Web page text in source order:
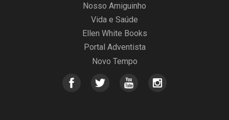
Nosso Amiguinho
Vida e Saúde
Ellen White Books
Portal Adventista
Novo Tempo